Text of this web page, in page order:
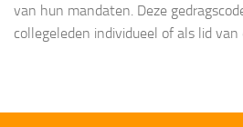
van hun mandaten. Deze
collegeleden individueel of als lid